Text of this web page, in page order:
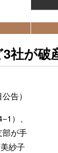
社が破
告）
）、
部が手
紗子